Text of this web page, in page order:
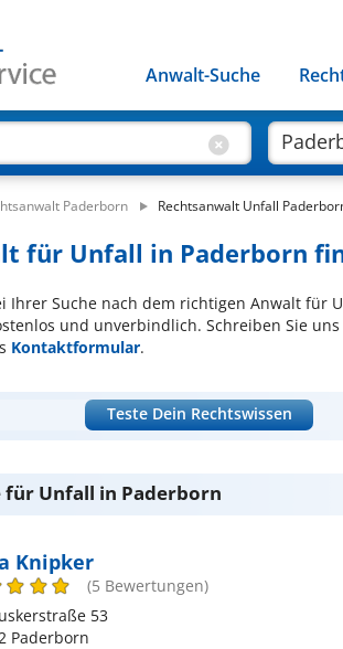
Anwalt-Suche
Paderborn Rechtsanwalt Unfall
für Unfall in Paderborn
Ihrer Suche nach dem richtigen Anwalt für
und unverbindlich. Schreiben Sie
Kontaktformular.
Teste Dein Rechtswissen
für Unfall in Paderborn
Knipker
(5 Bewertungen)
53
Paderborn